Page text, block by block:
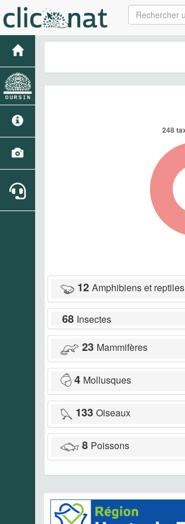
12 Amphibiens et reptiles
68 Insectes
23 Mammifères
4 Mollusques
133 Oiseaux
8 Poissons